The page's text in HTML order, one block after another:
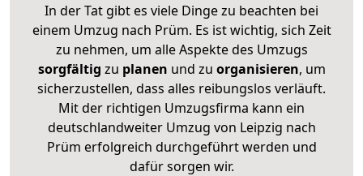
In der Tat gibt es viele Dinge zu beachten bei
einem Umzug nach Prüm. Es ist wichtig, sich Zeit
zu nehmen, um alle Aspekte des Umzugs
sorgfältig zu planen und zu organisieren, um
sicherzustellen, dass alles reibungslos verläuft.
Mit der richtigen Umzugsfirma kann ein
deutschlandweiter Umzug von Leipzig nach
Prüm erfolgreich durchgeführt werden und
dafür sorgen wir.